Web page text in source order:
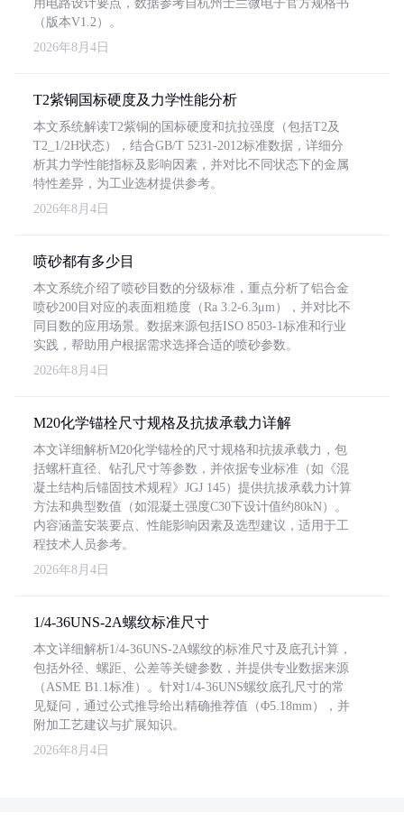
用电路设计要点，数据参考自杭州士兰微电子官方规格书
（版本V1.2）。
2026年8月4日
T2紫铜国标硬度及力学性能分析
本文系统解读T2紫铜的国标硬度和抗拉强度（包括T2及
T2_1/2H状态），结合GB/T 5231-2012标准数据，详细分
析其力学性能指标及影响因素，并对比不同状态下的金属
特性差异，为工业选材提供参考。
2026年8月4日
喷砂都有多少目
本文系统介绍了喷砂目数的分级标准，重点分析了铝合金
喷砂200目对应的表面粗糙度（Ra 3.2-6.3μm），并对比不
同目数的应用场景。数据来源包括ISO 8503-1标准和行业
实践，帮助用户根据需求选择合适的喷砂参数。
2026年8月4日
M20化学锚栓尺寸规格及抗拔承载力详解
本文详细解析M20化学锚栓的尺寸规格和抗拔承载力，包
括螺杆直径、钻孔尺寸等参数，并依据专业标准（如《混
凝土结构后锚固技术规程》JGJ 145）提供抗拔承载力计算
方法和典型数值（如混凝土强度C30下设计值约80kN）。
内容涵盖安装要点、性能影响因素及选型建议，适用于工
程技术人员参考。
2026年8月4日
1/4-36UNS-2A螺纹标准尺寸
本文详细解析1/4-36UNS-2A螺纹的标准尺寸及底孔计算，
包括外径、螺距、公差等关键参数，并提供专业数据来源
（ASME B1.1标准）。针对1/4-36UNS螺纹底孔尺寸的常
见疑问，通过公式推导给出精确推荐值（Φ5.18mm），并
附加工艺建议与扩展知识。
2026年8月4日